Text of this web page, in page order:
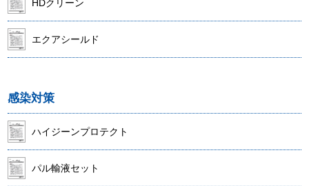
HDクリーン
エクアシールド
感染対策
ハイジーンプロテクト
パル輸液セット